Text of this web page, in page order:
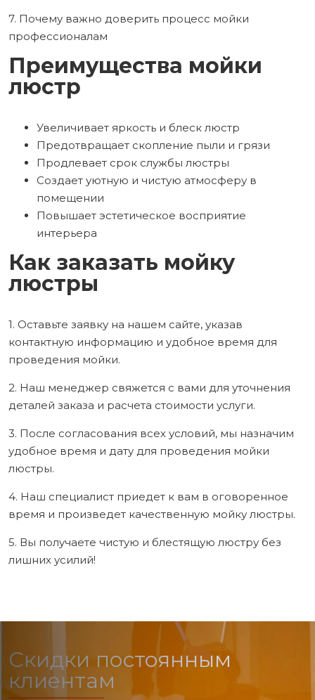
7. Почему важно доверить процесс мойки
профессионалам
Преимущества мойки
люстр
Увеличивает яркость и блеск люстр
Предотвращает скопление пыли и грязи
Продлевает срок службы люстры
Создает уютную и чистую атмосферу в
помещении
Повышает эстетическое восприятие
интерьера
Как заказать мойку
люстры
1. Оставьте заявку на нашем сайте, указав
контактную информацию и удобное время для
проведения мойки.
2. Наш менеджер свяжется с вами для уточнения
деталей заказа и расчета стоимости услуги.
3. После согласования всех условий, мы назначим
удобное время и дату для проведения мойки
люстры.
4. Наш специалист приедет к вам в оговоренное
время и произведет качественную мойку люстры.
5. Вы получаете чистую и блестящую люстру без
лишних усилий!
Скидки постоянным
клиентам